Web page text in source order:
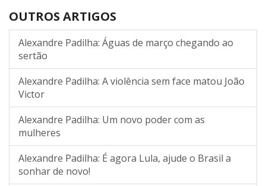
OUTROS ARTIGOS
Alexandre Padilha: Águas de março chegando ao
sertão
Alexandre Padilha: A violência sem face matou João
Victor
Alexandre Padilha: Um novo poder com as
mulheres
Alexandre Padilha: É agora Lula, ajude o Brasil a
sonhar de novo!